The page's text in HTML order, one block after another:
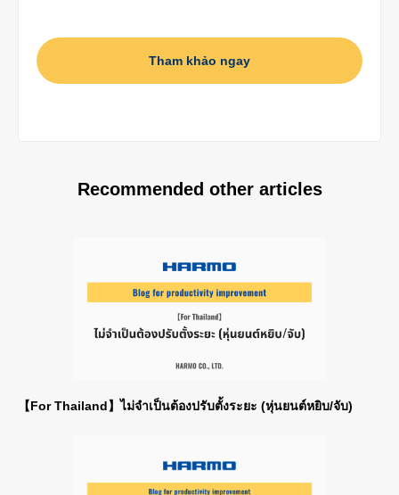
Tham khảo ngay
Recommended other articles
【For Thailand】ไม่จำเป็นต้องปรับตั้งระยะ (หุ่นยนต์หยิบ/จับ)